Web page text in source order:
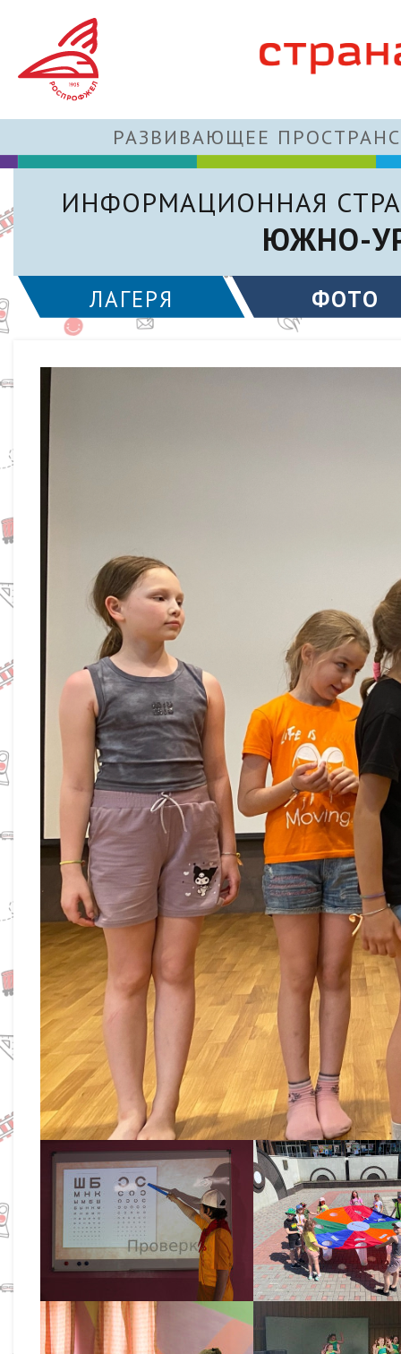
РАЗВИВАЮЩЕЕ
ИНФОРМАЦИОННАЯ
ЮЖНО-
ЛАГЕРЯ ФОТО